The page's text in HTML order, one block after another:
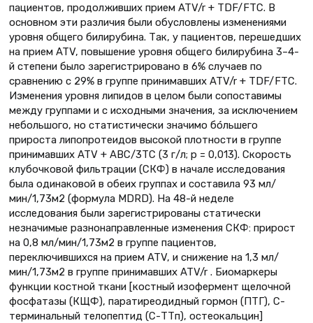
пациентов, продолживших прием ATV/r + TDF/FTC. В
основном эти различия были обусловлены изменениями
уровня общего билирубина. Так, у пациентов, перешедших
на прием ATV, повышение уровня общего билирубина 3–4-
й степени было зарегистрировано в 6% случаев по
сравнению с 29% в группе принимавших ATV/r + TDF/FTC.
Изменения уровня липидов в целом были сопоставимы
между группами и с исходными значения, за исключением
небольшого, но статистически значимо бóльшего
прироста липопротеидов высокой плотности в группе
принимавших ATV + ABC/3TC (3 г/л; p = 0,013). Скорость
клубочковой фильтрации (СКФ) в начале исследования
была одинаковой в обеих группах и составила 93 мл/
мин/1,73м2 (формула MDRD). На 48-й неделе
исследования были зарегистрированы статически
незначимые разнонаправленные изменения СКФ: прирост
на 0,8 мл/мин/1,73м2 в группе пациентов,
переключившихся на прием ATV, и снижение на 1,3 мл/
мин/1,73м2 в группе принимавших ATV/r . Биомаркеры
функции костной ткани [кост­ный изофермент щелочной
фосфатазы (КЩФ), паратиреодидный гормон (ПТГ), С-
терминальный телопептид (С-ТТп), остеокальцин]